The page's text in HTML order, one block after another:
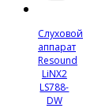
Слуховой
аппарат
Resound
LiNX2
LS788-
DW